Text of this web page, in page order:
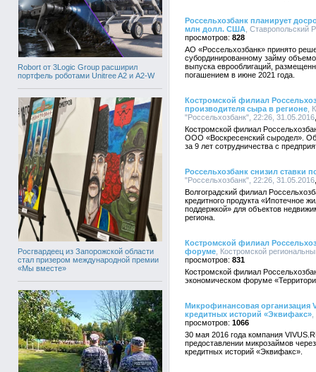
Robort от 3Logic Group расширил
портфель роботами Unitree A2 и A2-W
Росгвардеец из Запорожской области
стал призером международной премии
«Мы вместе»
Россельхозбанк планирует
млн долл. США , Ставропольский
828
АО «Россельхозбанк» принято
субординированному займу
выпуска еврооблигаций,
погашением в июне 2021 года.
Костромской филиал
производителя сыра в регионе ,
"Россельхозбанк", 22:26, 31.05.2016
Костромской филиал
ООО «Воскресенский сыродел».
за 9 лет сотрудничества с
Россельхозбанк снизил ставки
"Россельхозбанк", 22:26, 31.05.2016
Волгоградский филиал
кредитного продукта «Ипотечное
поддержкой» для объектов
региона.
Костромской филиал
форуме , Костромской
831
Костромской филиал
экономическом форуме
Микрофинансовая организация
кредитных историй «Эквифакс»
1066
30 мая 2016 года компания
предоставлении микрозаймов
кредитных историй «Эквифакс».